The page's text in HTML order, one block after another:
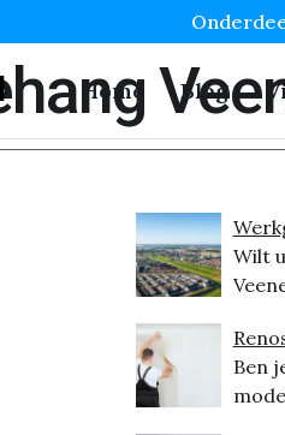
Home Blog
Wilt
Ben